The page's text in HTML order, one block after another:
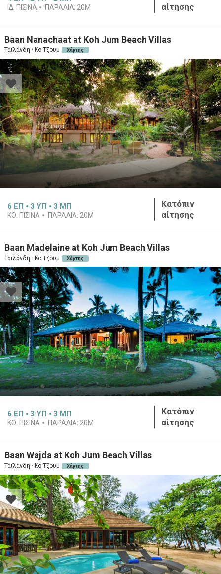
ΙΔ. ΠΙΣΙΝΑ ΠΑΡΑΛΙΑ: 20M
αίτησης
Baan Nanachaat at Koh Jum Beach Villas
Ταϊλάνδη · Κο Τζουμ Χάρτης
6 ΕΠ 3 ΥΠ 3 ΜΠ
ΚΟ. ΠΙΣΙΝΑ ΠΑΡΑΛΙΑ: 20M
Κατόπιν
αίτησης
Baan Madelaine at Koh Jum Beach Villas
Ταϊλάνδη · Κο Τζουμ Χάρτης
6 ΕΠ 3 ΥΠ 3 ΜΠ
ΚΟ. ΠΙΣΙΝΑ ΠΑΡΑΛΙΑ: 20M
Κατόπιν
αίτησης
Baan Wajda at Koh Jum Beach Villas
Ταϊλάνδη · Κο Τζουμ Χάρτης